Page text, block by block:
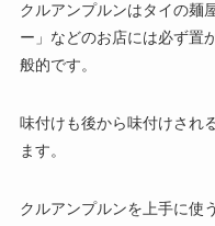
クルアンプルンはタイの麺
ー」などのお店には必ず置
般的です。
味付けも後から味付けされ
ます。
クルアンプルンを上手に使